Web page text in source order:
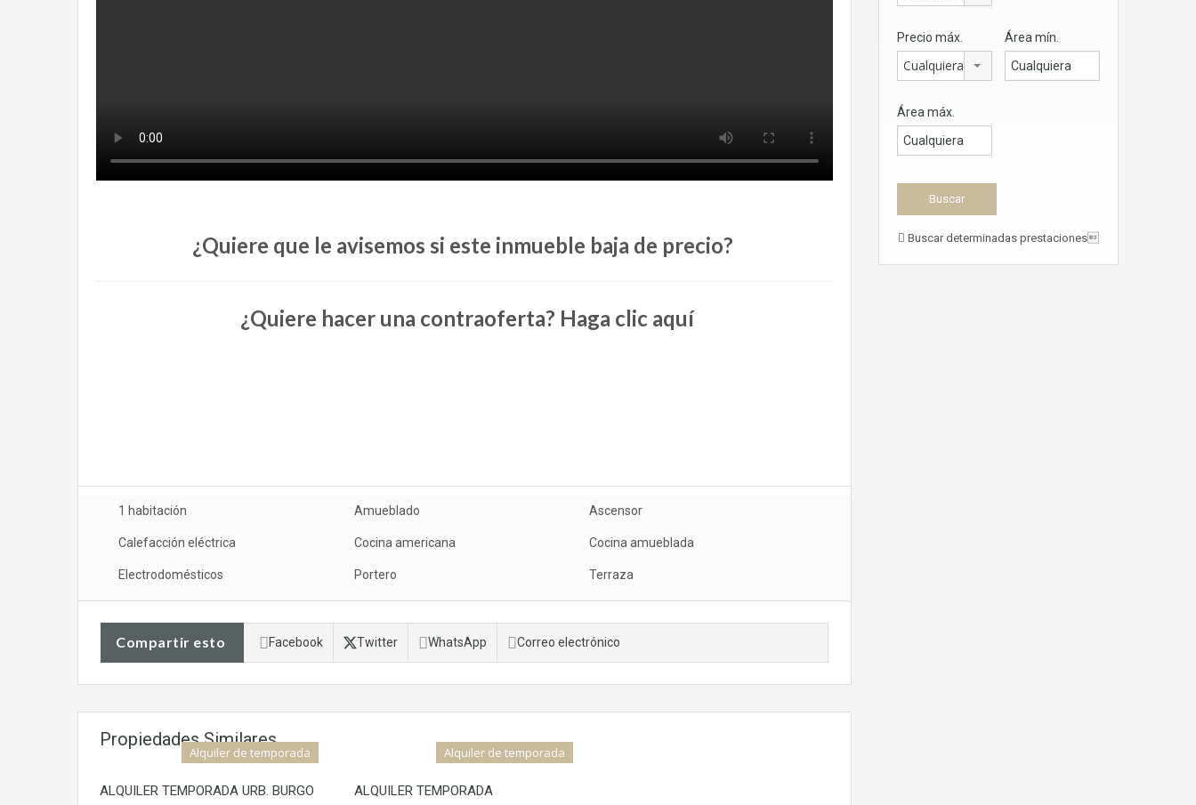
¿Quiere que le avisemos si este inmueble baja de precio?
¿Quiere hacer una contraoferta? Haga clic aquí
1 habitación Amueblado Ascensor
Calefacción eléctrica Cocina americana Cocina amueblada
Electrodomésticos Portero Terraza
Compartir esto Facebook Twitter WhatsApp Correo electrónico
Propiedades Similares
Alquiler de temporada
ALQUILER TEMPORADA URB. BURGO
Alquiler de temporada
ALQUILER TEMPORADA
Precio máx.
Cualquiera
Área mín.
Área máx.
Buscar determinadas prestaciones